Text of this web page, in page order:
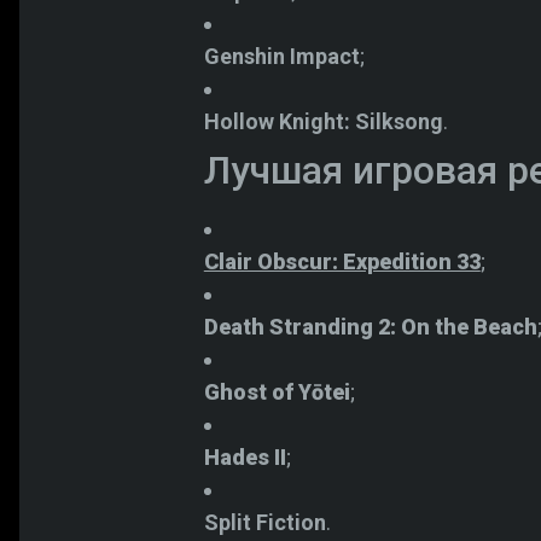
Genshin Impact;
Hollow Knight: Silksong.
Лучшая игровая
Clair Obscur: Expedition 33;
Death Stranding 2: On the Beach;
Ghost of Yōtei;
Hades II;
Split Fiction.